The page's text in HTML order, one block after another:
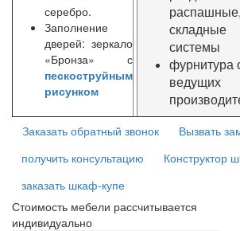
серебро.
Заполнение
дверей: зеркало
«Бронза» с
пескоструйным
рисунком
распашные,
складные
системы
фурнитура
ведущих
Заказать обратный звонок
Вызвать
получить консультацию
Конструктор
заказать шкаф-купе
Стоимость мебели рассчитывается
индивидуально